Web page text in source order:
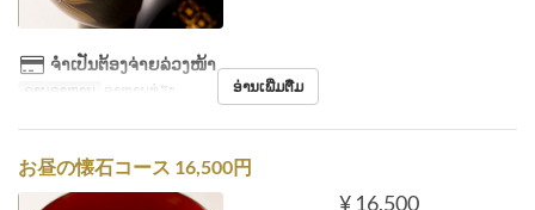
ຈຳເປັນຕ້ອງຈ່າຍລ່ວງໜ້າ
ຄາບອາຫານ ອາຫານທ່ຽງ ອ່ານເພີ່ມຕື່ມ
お昼の懐石コース 16,500円
¥ 16,500